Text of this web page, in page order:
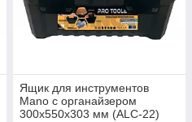
Ящик для инструментов
Mano c органайзером
300x550x303 мм (ALC-22)